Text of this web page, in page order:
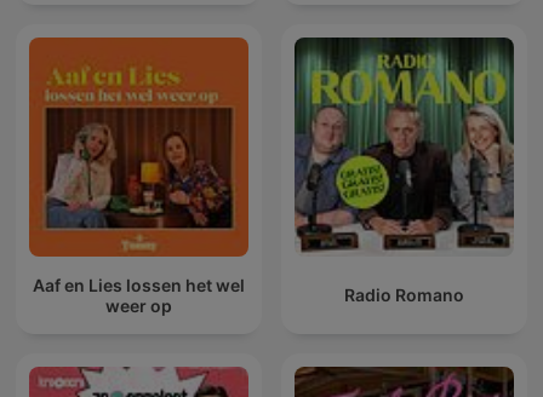
Aaf en Lies lossen het wel
weer op
Radio Romano